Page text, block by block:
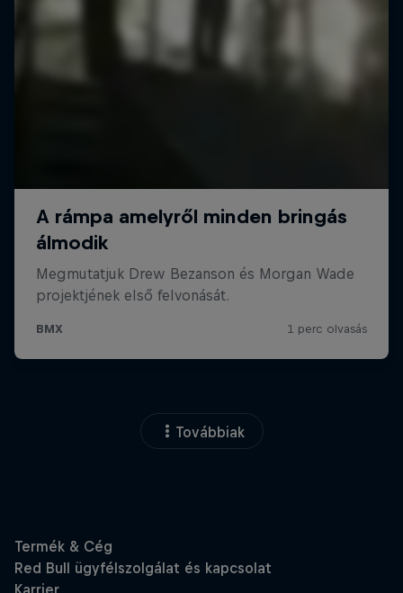
Továbbiak